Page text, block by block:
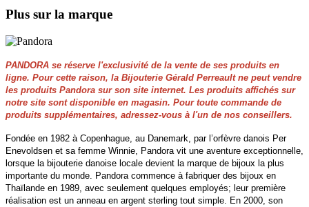
Plus sur la marque
PANDORA se réserve l'exclusivité de la vente de ses produits en
ligne. Pour cette raison, la Bijouterie Gérald Perreault ne peut vendre
les produits Pandora sur son site internet. Les produits affichés sur
notre site sont disponible en magasin. Pour toute commande de
produits supplémentaires, adressez-vous à l'un de nos conseillers.
Fondée en 1982 à Copenhague, au Danemark, par l’orfèvre danois Per
Enevoldsen et sa femme Winnie, Pandora vit une aventure exceptionnelle,
lorsque la bijouterie danoise locale devient la marque de bijoux la plus
importante du monde. Pandora commence à fabriquer des bijoux en
Thaïlande en 1989, avec seulement quelques employés; leur première
réalisation est un anneau en argent sterling tout simple. En 2000, son